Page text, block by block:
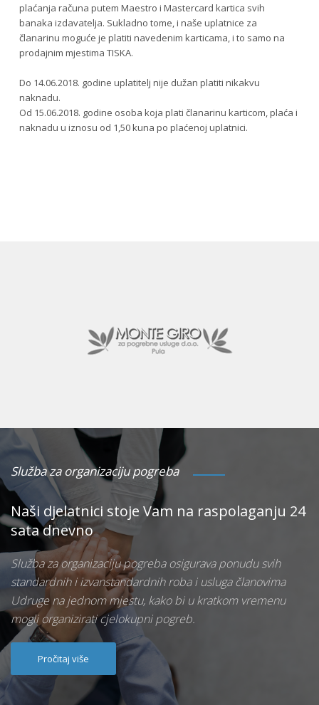
plaćanja računa putem Maestro i Mastercard kartica svih
banaka izdavatelja. Sukladno tome, i naše uplatnice za
članarinu moguće je platiti navedenim karticama, i to samo na
prodajnim mjestima TISKA.
Do 14.06.2018. godine uplatitelj nije dužan platiti nikakvu
naknadu.
Od 15.06.2018. godine osoba koja plati članarinu karticom, plaća i
naknadu u iznosu od 1,50 kuna po plaćenoj uplatnici.
Služba za organizaciju pogreba
Naši djelatnici stoje Vam na raspolaganju 24
sata dnevno
Služba za organizaciju pogreba osigurava ponudu svih
standardnih i izvanstandardnih roba i usluga članovima
Udruge na jednom mjestu, kako bi u kratkom vremenu
mogli organizirati cjelokupni pogreb.
Pročitaj više